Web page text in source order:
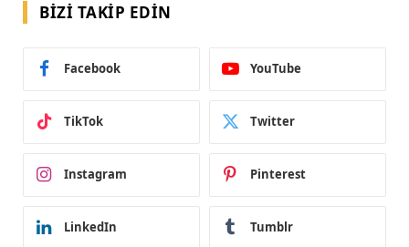
BIZI TAKIP EDIN
Facebook YouTube
TikTok Twitter
Instagram Pinterest
LinkedIn Tumblr